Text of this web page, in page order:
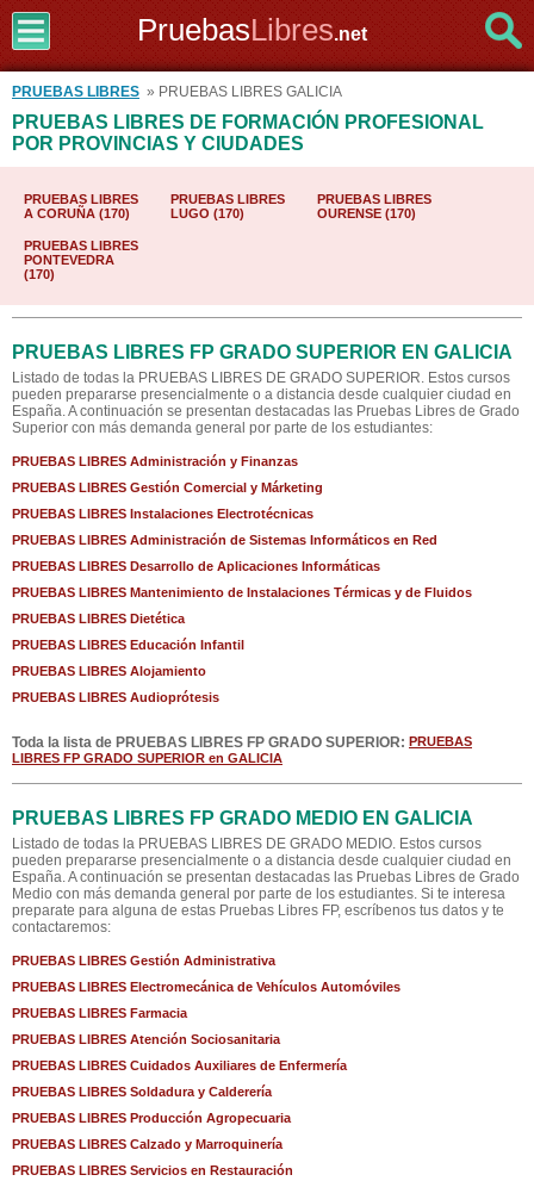
PruebasLibres.net
PRUEBAS LIBRES » PRUEBAS LIBRES GALICIA
PRUEBAS LIBRES DE FORMACIÓN PROFESIONAL
POR PROVINCIAS Y CIUDADES
PRUEBAS LIBRES
A CORUÑA (170)
PRUEBAS LIBRES
LUGO (170)
PRUEBAS LIBRES
OURENSE (170)
PRUEBAS LIBRES
PONTEVEDRA
(170)
PRUEBAS LIBRES FP GRADO SUPERIOR EN GALICIA
Listado de todas la PRUEBAS LIBRES DE GRADO SUPERIOR. Estos cursos
pueden prepararse presencialmente o a distancia desde cualquier ciudad en
España. A continuación se presentan destacadas las Pruebas Libres de Grado
Superior con más demanda general por parte de los estudiantes:
PRUEBAS LIBRES Administración y Finanzas
PRUEBAS LIBRES Gestión Comercial y Márketing
PRUEBAS LIBRES Instalaciones Electrotécnicas
PRUEBAS LIBRES Administración de Sistemas Informáticos en Red
PRUEBAS LIBRES Desarrollo de Aplicaciones Informáticas
PRUEBAS LIBRES Mantenimiento de Instalaciones Térmicas y de Fluidos
PRUEBAS LIBRES Dietética
PRUEBAS LIBRES Educación Infantil
PRUEBAS LIBRES Alojamiento
PRUEBAS LIBRES Audioprótesis
Toda la lista de PRUEBAS LIBRES FP GRADO SUPERIOR: PRUEBAS
LIBRES FP GRADO SUPERIOR en GALICIA
PRUEBAS LIBRES FP GRADO MEDIO EN GALICIA
Listado de todas la PRUEBAS LIBRES DE GRADO MEDIO. Estos cursos
pueden prepararse presencialmente o a distancia desde cualquier ciudad en
España. A continuación se presentan destacadas las Pruebas Libres de Grado
Medio con más demanda general por parte de los estudiantes. Si te interesa
preparate para alguna de estas Pruebas Libres FP, escríbenos tus datos y te
contactaremos:
PRUEBAS LIBRES Gestión Administrativa
PRUEBAS LIBRES Electromecánica de Vehículos Automóviles
PRUEBAS LIBRES Farmacia
PRUEBAS LIBRES Atención Sociosanitaria
PRUEBAS LIBRES Cuidados Auxiliares de Enfermería
PRUEBAS LIBRES Soldadura y Calderería
PRUEBAS LIBRES Producción Agropecuaria
PRUEBAS LIBRES Calzado y Marroquinería
PRUEBAS LIBRES Servicios en Restauración